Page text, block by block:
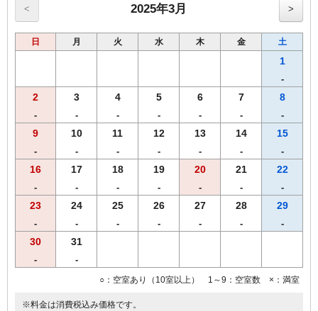
・ご宿泊者様専用の大浴場をご利用いただけます。
< 2025年3月 >
日 月 火 水 木 金 土
1
-
2
-
3
-
4
-
5
-
6
-
7
-
8
-
9
-
10
-
11
-
12
-
13
-
14
-
15
-
16
-
17
-
18
-
19
-
20
-
21
-
22
-
23
-
24
-
25
-
26
-
27
-
28
-
29
-
30
-
31
-
○：空室あり（10室以上） 1～9：空室数 ×：満室
※料金は消費税込み価格です。